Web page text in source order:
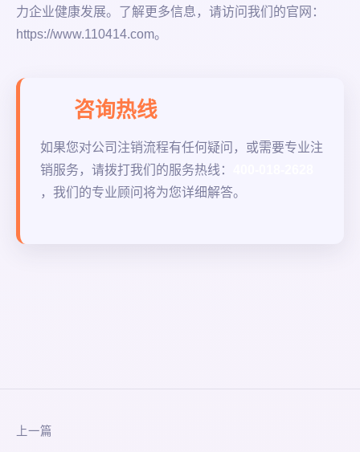
力企业健康发展。了解更多信息，请访问我们的官网：
https://www.110414.com。
咨询热线
如果您对公司注销流程有任何疑问，或需要专业注
销服务，请拨打我们的服务热线：
，我们的专业顾问将为您详细解答。
上一篇